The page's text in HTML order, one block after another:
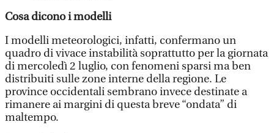
Cosa dicono i modelli
I modelli meteorologici, infatti, confermano un
quadro di vivace instabilità soprattutto per la giornata
di mercoledì 2 luglio, con fenomeni sparsi ma ben
distribuiti sulle zone interne della regione. Le
province occidentali sembrano invece destinate a
rimanere ai margini di questa breve “ondata” di
maltempo.